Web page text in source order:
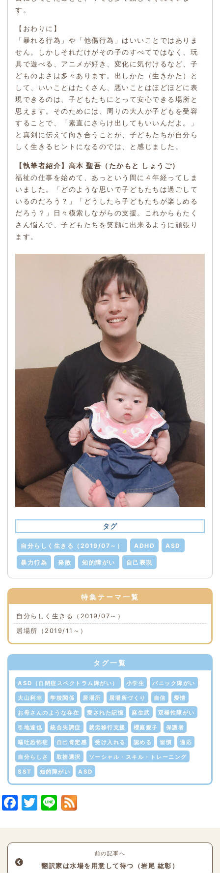
す。
【おわりに】
「暴れる行為」や「他傷行為」はいいことではありま
せん。しかしそれだけがその子のすべてではなく、玩
具で遊べる、アニメが好き、変化に気付けるなど、子
どものよさは多々あります。出しかた（生きかた）と
して、いいことはたくさん、悪いことはほどほどに表
現できるのは、子どもたちにとって安心できる場所と
思えます。そのためには、周りの大人が子どもを受容
することで、「素直にさらけ出してもいいんだよ。」
と真剣に伝えて向き合うことが、子どもたちが自分ら
しく生きるヒントになるのでは、と感じました。
【執筆者紹介】高本 聖吾（たかもと しょうご）
福祉の仕事を始めて、あっという間に４年経ってしま
いました。「どのような思いで子どもたちは過ごして
いるのだろう？」「どうしたら子どもたちが楽しめる
だろう？」日々模索しながらの支援。これからもたく
さん悩んで、子どもたちを笑顔に出来るように頑張り
ます。
タグ
自分らしく生きる（2019/07～） ADHD ASD
暴力行為 発散 知的障がい 自己表現
特集テーマ一覧
自分らしく生きる（2019/07～）
居場所（2019/11～）
タグ一覧
ASD（自閉症スペクトラム障がい） 小学生 パニック障がい
大山利幸 学校関係 居場所 居場所づくり 自信 愛情
お母さんのような存在 愛された記憶 麻生武 双極性障がい
引地達也 統合失調症 就労移行支援 櫻庭愛子 保護者
嘔吐恐怖症 自己肯定感 受け入れる 認める 習慣 適応
自分らしさ 取捨選択 ソーシャル・スキル・トレーニング
SST 知的障がい ASD
Facebook
Twitter
Line
前の記事へ
翻訳家は水場を用意して待つ（岩尾 紘彰）